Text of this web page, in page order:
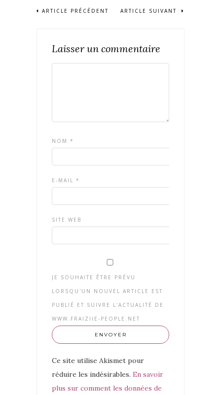
ARTICLE PRÉCÉDENT ARTICLE SUIVANT
Laisser un commentaire
NOM *
E-MAIL *
SITE WEB
JE SOUHAITE ÊTRE PRÉVU
LORSQU'UN NOUVEL ARTICLE EST
PUBLIÉ ET SUIVRE L'ACTUALITÉ DE
WWW.FRAIZIIE-PEOPLE.NET
Ce site utilise Akismet pour
réduire les indésirables. En savoir
plus sur comment les données de